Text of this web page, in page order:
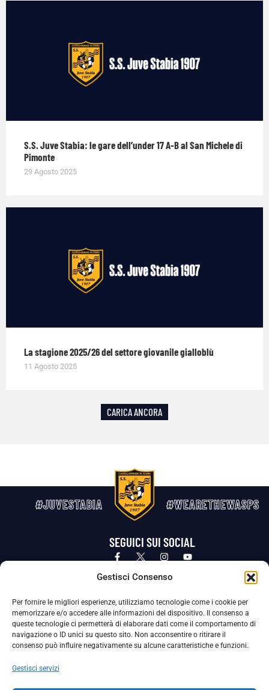
Gestisci Consenso
Per fornire le migliori esperienze, utilizziamo tecnologie come i cookie per
memorizzare e/o accedere alle informazioni del dispositivo. Il consenso a
queste tecnologie ci permetterà di elaborare dati come il comportamento di
navigazione o ID unici su questo sito. Non acconsentire o ritirare il
consenso può influire negativamente su alcune caratteristiche e funzioni.
Gestisci servizi
S.S. Juve Stabia: le gare dell’under 17 A-B al San Michele di
Pimonte
29 Agosto 2025
La stagione 2025/26 del settore giovanile gialloblù
11 Agosto 2025
CARICA ANCORA
#JUVESTABIA #WEARETHEWASPS
SEGUICI SUI SOCIAL
Privacy Policy Cookie Policy
La Società ha nominato il Responsabile della Protezione dei Dati Personali (DPO), figura specializzata che vigila sulle modalità
adottate dalla nostra Società per tutelare i Suoi dati personali.
Per contattare il DPO può scrivere a